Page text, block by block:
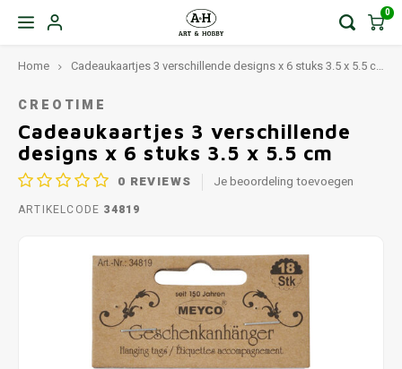
0
Home Cadeaukaartjes 3 verschillende designs x 6 stuks 3.5 x 5.5 cm
CREOTIME
Cadeaukaartjes 3 verschillende
designs x 6 stuks 3.5 x 5.5 cm
0 REVIEWS Je beoordeling toevoegen
ARTIKELCODE 34819